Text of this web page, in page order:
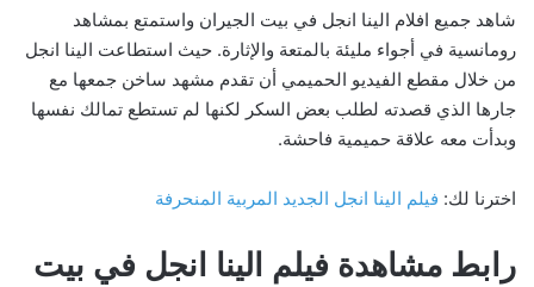
شاهد جميع افلام الينا انجل في بيت الجيران واستمتع بمشاهد
رومانسية في أجواء مليئة بالمتعة والإثارة. حيث استطاعت الينا انجل
من خلال مقطع الفيديو الحميمي أن تقدم مشهد ساخن جمعها مع
جارها الذي قصدته لطلب بعض السكر لكنها لم تستطع تمالك نفسها
وبدأت معه علاقة حميمية فاحشة.
اخترنا لك: فيلم الينا انجل الجديد المربية المنحرفة
رابط مشاهدة فيلم الينا انجل في بيت